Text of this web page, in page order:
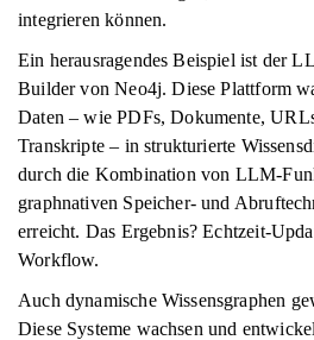
integrieren können.
Ein herausragendes Beispiel ist der
Builder von Neo4j. Diese Plattform
Daten – wie PDFs, Dokumente,
Transkripte – in strukturierte
durch die Kombination von LLM-
graphnativen Speicher- und
erreicht. Das Ergebnis? Echtzeit-
Workflow.
Auch dynamische Wissensgraphen
Diese Systeme wachsen und